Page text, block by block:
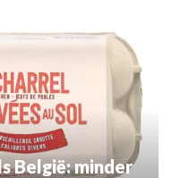
België: minder